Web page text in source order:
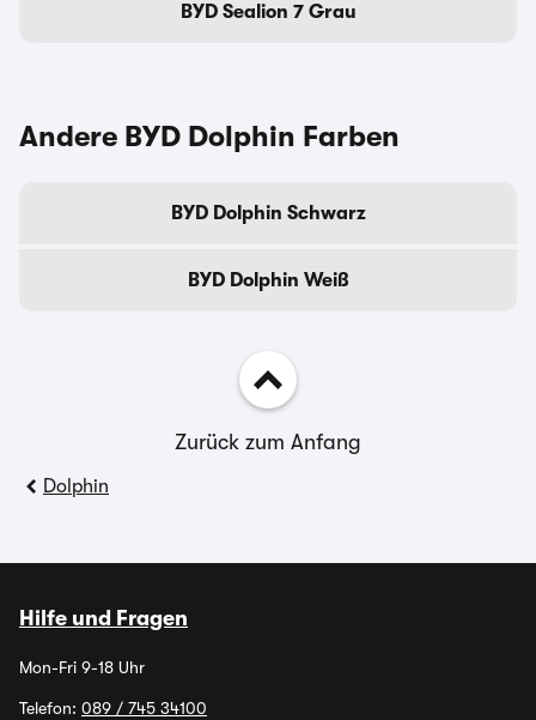
BYD Sealion 7 Grau
Andere BYD Dolphin Farben
BYD Dolphin Schwarz
BYD Dolphin Weiß
Zurück zum Anfang
Dolphin
Hilfe und Fragen
Mon-Fri 9-18 Uhr
Telefon: 089 / 745 34100